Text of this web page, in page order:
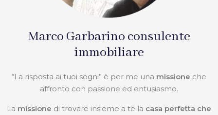
Marco Garbarino consulente
immobiliare
“La risposta ai tuoi sogni” è per me una missione che
affronto con passione ed entusiasmo.
La missione di trovare insieme a te la casa perfetta che